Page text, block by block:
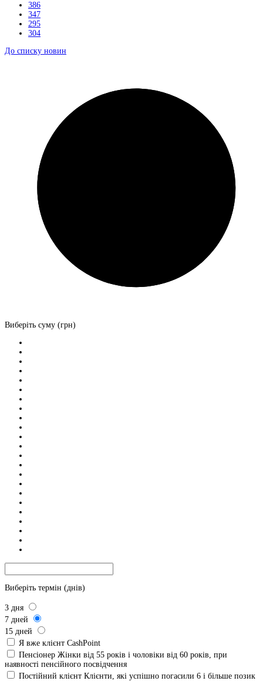
386
347
295
304
До списку новин
Виберіть суму (грн)
Виберіть термін (днів)
3 дня
7 дней
15 дней
Я вже клієнт CashPoint
Пенсіонер Жінки від 55 років і чоловіки від 60 років, при
наявності пенсійного посвідчення
Постійний клієнт Клієнти, які успішно погасили 6 і більше позик